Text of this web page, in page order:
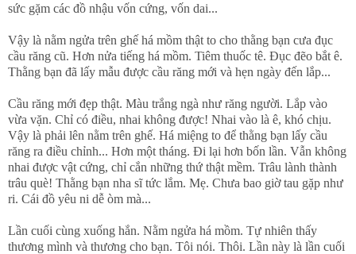
sức gặm các đồ nhậu vốn cứng, vốn dai...
Vậy là nằm ngửa trên ghế há mồm thật to cho thằng bạn cưa đục
cầu răng cũ. Hơn nửa tiếng há mồm. Tiêm thuốc tê. Đục đẽo bắt ê.
Thằng bạn đã lấy mẫu được cầu răng mới và hẹn ngày đến lắp...
Cầu răng mới đẹp thật. Màu trắng ngà như răng người. Lắp vào
vừa vặn. Chỉ có điều, nhai không được! Nhai vào là ê, khó chịu.
Vậy là phải lên nằm trên ghế. Há miệng to để thằng bạn lấy cầu
răng ra điều chỉnh... Hơn một tháng. Đi lại hơn bốn lần. Vẫn không
nhai được vật cứng, chỉ cắn những thứ thật mềm. Trâu lành thành
trâu què! Thằng bạn nha sĩ tức lắm. Mẹ. Chưa bao giờ tau gặp như
ri. Cái đồ yêu ni dễ òm mà...
Lần cuối cùng xuống hắn. Nằm ngửa há mồm. Tự nhiên thấy
thương mình và thương cho bạn. Tôi nói. Thôi. Lần này là lần cuối